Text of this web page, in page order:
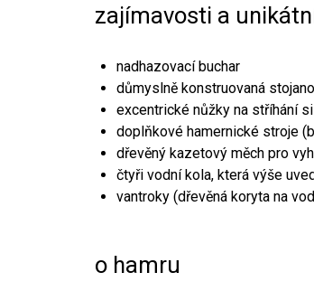
zajímavosti a
nadhazovací buchar
důmyslně konstruovaná
excentrické nůžky na stříhání
doplňkové hamernické stroje
dřevěný kazetový měch pro
čtyři vodní kola, která výše
vantroky (dřevěná koryta na
o hamru